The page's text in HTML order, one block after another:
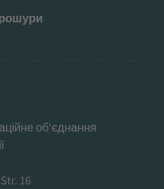
об'єднання
16